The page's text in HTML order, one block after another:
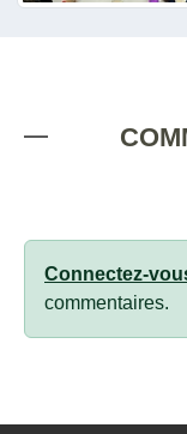
Connectez-
commentaires.